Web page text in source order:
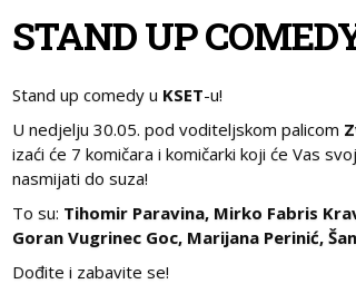
STAND UP
Stand up comedy u KSET-u!
U nedjelju 30.05. pod voditeljskom palicom
izaći će 7 komičara i komičarki koji će Vas
nasmijati do suza!
To su: Tihomir Paravina, Mirko Fabris
Goran Vugrinec Goc, Marijana Perinić,
Dođite i zabavite se!